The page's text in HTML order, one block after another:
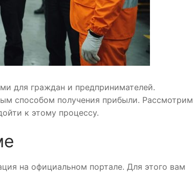
для граждан и предпринимателей.
способом получения прибыли. Рассмотрим
к этому процессу.
на официальном портале. Для этого вам